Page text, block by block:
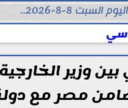
بيزنس
السبت 8-8-2026..
وزير
مصر مع